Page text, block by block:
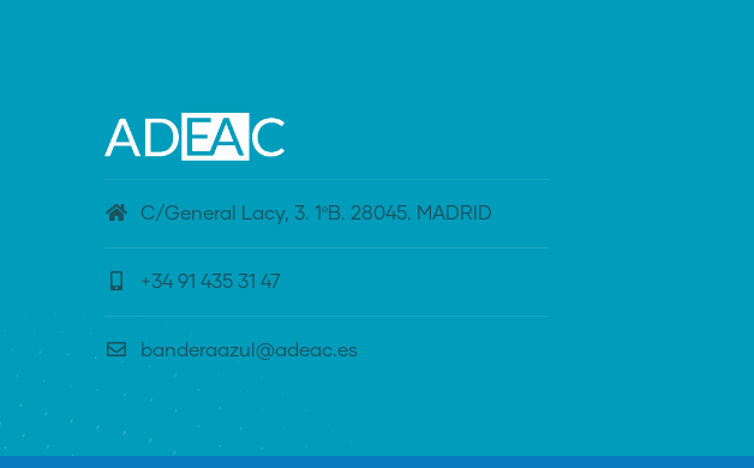
C/General Lacy, 3. 1ºB. 28045. MADRID
+34 91 435 31 47
banderaazul@adeac.es